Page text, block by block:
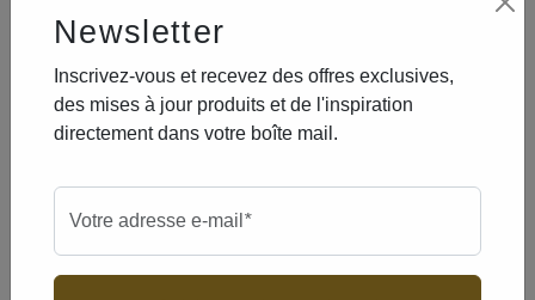
33f177bb
Newsletter
Inscrivez-vous et recevez des offres exclusives,
des mises à jour produits et de l'inspiration
directement dans votre boîte mail.
Votre adresse e-mail *obligatoire
0d8ec6c9
0c6cdba3
465aff2b
097bc783
5439b8fe
ad8b429c
Partager
biens
Modèle Soft expander nature